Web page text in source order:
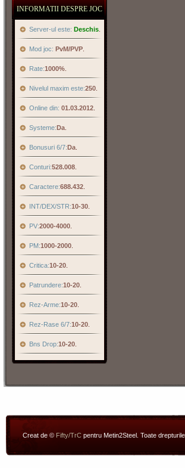
INFORMATII DESPRE JOC
Server-ul este: Deschis
Mod joc: PvM/PVP
Rate:1000%
Nivelul maxim este:250
Online din: 01.03.2012
Systeme:Da
Bonusuri 6/7:Da
Conturi:528.008
Caractere:688.432
INT/DEX/STR:10-30
PV:2000-4000
PM:1000-2000
Critica:10-20
Patrundere:10-20
Rez-Arme:10-20
Rez-Rase 6/7:10-20
Bns Drop:10-20
Creat de © Fifty/TrC pentru Metin2Steel. Toate